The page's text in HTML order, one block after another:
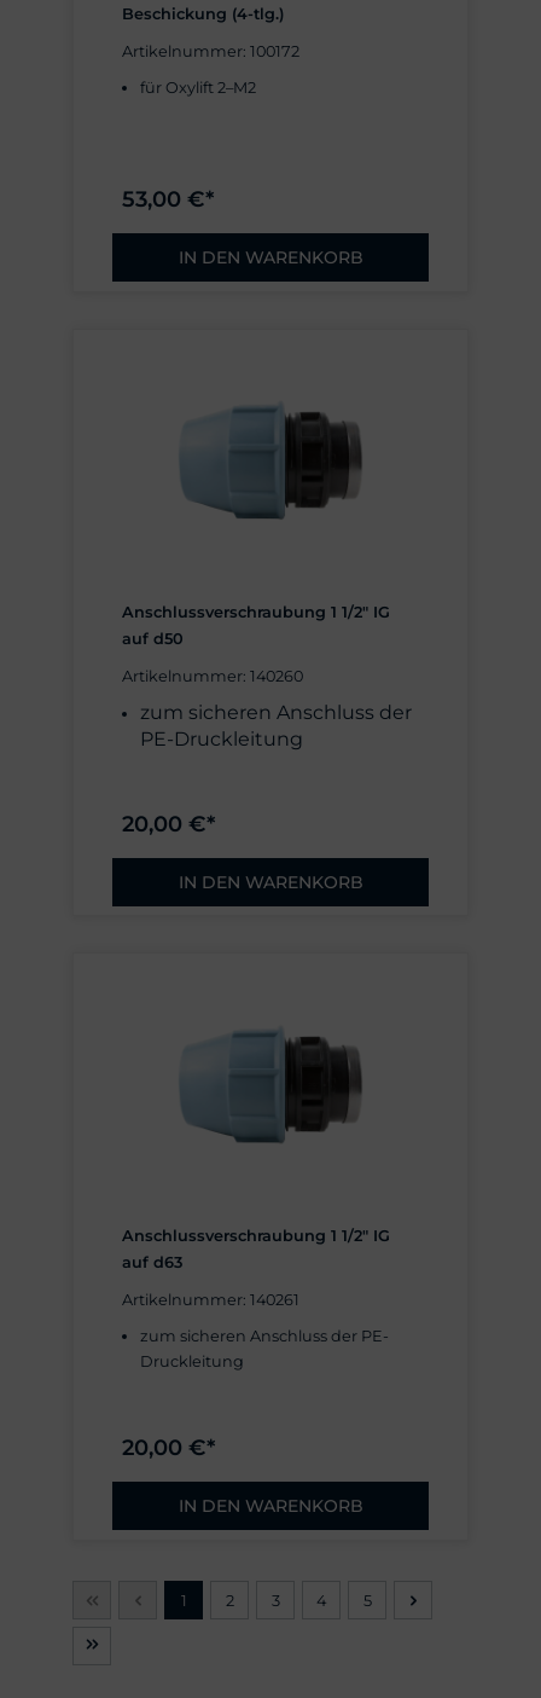
Beschickung (4-tlg.)
Artikelnummer: 100172
für Oxylift 2–M2
53,00 €*
IN DEN WARENKORB
Anschlussverschraubung 1 1/2" IG
auf d50
Artikelnummer: 140260
zum sicheren Anschluss der
PE-Druckleitung
20,00 €*
IN DEN WARENKORB
Anschlussverschraubung 1 1/2" IG
auf d63
Artikelnummer: 140261
zum sicheren Anschluss der PE-
Druckleitung
20,00 €*
IN DEN WARENKORB
1 2 3 4 5